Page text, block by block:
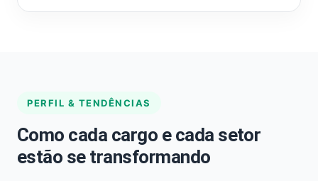
PERFIL & TENDÊNCIAS
Como cada cargo e cada setor
estão se transformando